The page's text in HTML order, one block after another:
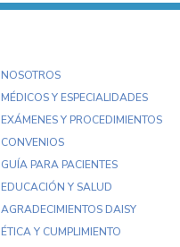
NOSOTROS
MÉDICOS Y ESPECIALIDADES
EXÁMENES Y PROCEDIMIENTOS
CONVENIOS
GUÍA PARA PACIENTES
EDUCACIÓN Y SALUD
AGRADECIMIENTOS DAISY
ÉTICA Y CUMPLIMIENTO